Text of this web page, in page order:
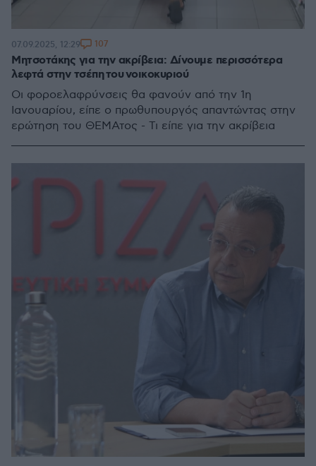
Μητσοτάκης για την ακρίβεια: Δίνουμε περισσότερα
λεφτά στην τσέπη του νοικοκυριού
Οι φοροελαφρύνσεις θα φανούν από την 1η
Ιανουαρίου, είπε ο πρωθυπουργός απαντώντας στην
ερώτηση του ΘΕΜΑτος - Τι είπε για την ακρίβεια
07.09.2025, 12:29 107